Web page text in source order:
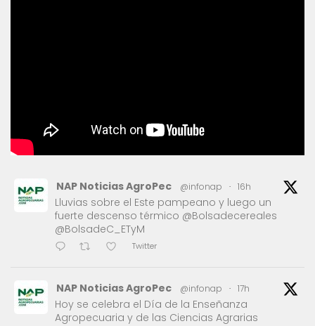
NAP Noticias AgroPec @infonap · 16h
Lluvias sobre el Este pampeano y luego un
fuerte descenso térmico @Bolsadecereales
@BolsadeC_ETyM
Twitter
NAP Noticias AgroPec @infonap · 17h
Hoy se celebra el Día de la Enseñanza
Agropecuaria y de las Ciencias Agrarias